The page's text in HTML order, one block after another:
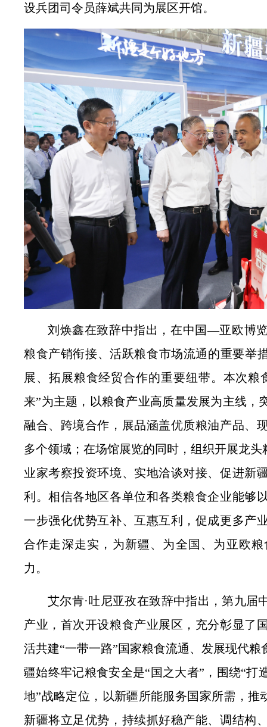
设兵团司令员薛斌共同为展区开馆。
刘焕鑫在致辞中指出，在中国—亚欧博
粮食产销衔接、活跃粮食市场流通的重要举
展、拓展粮食经贸合作的重要纽带。本次粮
来”为主题，以粮食产业高质量发展为主线，
融合、跨境合作，展品涵盖优质粮油产品、
多个领域；在场馆展览的同时，组织开展龙
业家考察投资环境、实地洽谈对接、促进新
利。相信各地区各单位和各类粮食企业能够
一步强化优势互补、互惠互利，促成更多产
合作走深走实，为新疆、为全国、为亚欧
力。
艾尔肯·吐尼亚孜在致辞中指出，第九
产业，首次开设粮食产业展区，充分彰显了
活共建“一带一路”国家粮食流通、发展现代
疆始终牢记粮食安全是“国之大者”，围绕“打
地”战略定位，以新疆所能服务国家所需，推
新疆将立足优势，持续抓好稳产能、调结构